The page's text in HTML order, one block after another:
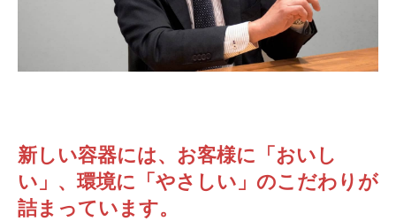
新しい容器には、お客様に「おいし
い」、環境に「やさしい」のこだわりが
詰まっています。